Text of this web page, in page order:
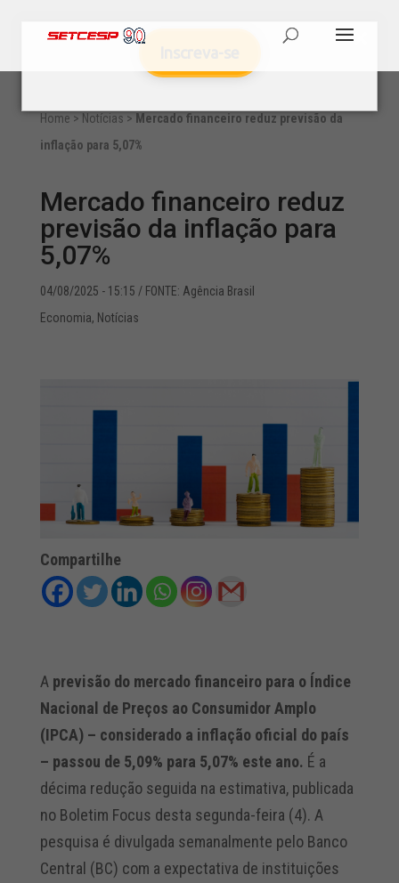
Home > Notícias > Mercado financeiro reduz previsão da
inflação para 5,07%
Mercado financeiro reduz
previsão da inflação para
5,07%
04/08/2025 - 15:15 / FONTE: Agência Brasil
Economia, Notícias
Compartilhe
A previsão do mercado financeiro para o Índice
Nacional de Preços ao Consumidor Amplo
(IPCA) – considerado a inflação oficial do país
– passou de 5,09% para 5,07% este ano. É a
décima redução seguida na estimativa, publicada
no Boletim Focus desta segunda-feira (4). A
pesquisa é divulgada semanalmente pelo Banco
Central (BC) com a expectativa de instituições